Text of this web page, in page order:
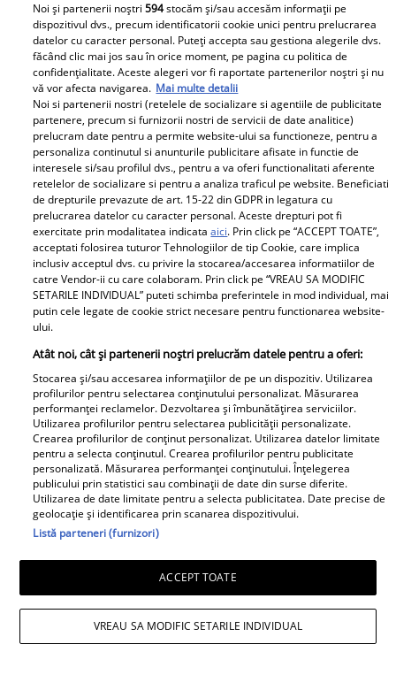
Cabral rupe tăcerea după
divorțul de Andreea Ibacka. „Nu
mi-a convenit să spun asta cu
voce tare. M-a afectat”
Elle
O mai ții minte pe Janine Sârbu?
Cum arată și cu ce se ocupă
acum fosta soție a lui Adrian
apreciate modele din anii 90. A
fost decorată recent de
Ministerul Culturii din Franța.
Foto
Noi dezvăluiri despre relația
actuală dintre Andreea Popescu
și Dan Alexa. Relația ei
extraconjugală cu antrenorul a
Noi și partenerii noștri594stocăm și/sau accesăm informații pe
dispozitivul dvs., precum identificatorii cookie unici pentru prelucrarea
datelor cu caracter personal. Puteți accepta sau gestiona alegerile dvs.
făcând clic mai jos sau în orice moment, pe pagina cu politica de
confidențialitate. Aceste alegeri vor fi raportate partenerilor noștri și nu
vă vor afecta navigarea. Mai multe detalii
Noi si partenerii nostri (retelele de socializare si agentiile de publicitate
partenere, precum si furnizorii nostri de servicii de date analitice)
prelucram date pentru a permite website-ului sa functioneze, pentru a
personaliza continutul si anunturile publicitare afisate in functie de
interesele si/sau profilul dvs., pentru a va oferi functionalitati aferente
retelelor de socializare si pentru a analiza traficul pe website. Beneficiati
de drepturile prevazute de art. 15-22 din GDPR in legatura cu
prelucrarea datelor cu caracter personal. Aceste drepturi pot fi
exercitate prin modalitatea indicataaici. Prin click pe “ACCEPT TOATE”,
acceptati folosirea tuturor Tehnologiilor de tip Cookie, care implica
inclusiv acceptul dvs. cu privire la stocarea/accesarea informatiilor de
catre Vendor-ii cu care colaboram. Prin click pe “VREAU SA MODIFIC
SETARILE INDIVIDUAL” puteti schimba preferintele in mod individual, mai
putin cele legate de cookie strict necesare pentru functionarea website-
ului.
Atât noi, cât și partenerii noștri prelucrăm datele pentru a oferi:
Stocarea și/sau accesarea informațiilor de pe un dispozitiv. Utilizarea
profilurilor pentru selectarea conținutului personalizat. Măsurarea
performanței reclamelor. Dezvoltarea și îmbunătățirea serviciilor.
Utilizarea profilurilor pentru selectarea publicității personalizate.
Crearea profilurilor de conținut personalizat. Utilizarea datelor limitate
pentru a selecta conținutul. Crearea profilurilor pentru publicitate
personalizată. Măsurarea performanței conținutului. Înțelegerea
publicului prin statistici sau combinații de date din surse diferite.
Utilizarea de date limitate pentru a selecta publicitatea. Date precise de
geolocație și identificarea prin scanarea dispozitivului.
Listă parteneri (furnizori)
ACCEPT TOATE
VREAU SA MODIFIC SETARILE INDIVIDUAL